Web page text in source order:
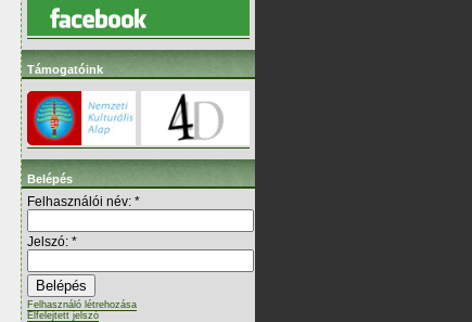
Támogatóink
Belépés
Felhasználói név: *
Jelszó: *
Felhasználó létrehozása
Elfelejtett jelszó